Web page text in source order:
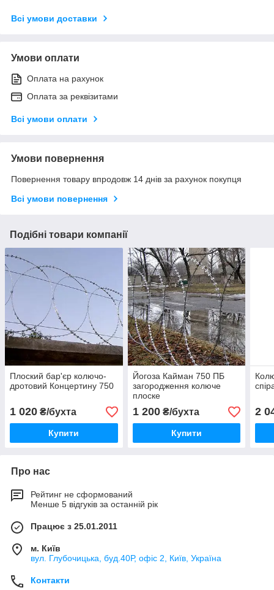
Всі умови доставки
Умови оплати
Оплата на рахунок
Оплата за реквізитами
Всі умови оплати
Умови повернення
Повернення товару впродовж 14 днів за рахунок покупця
Всі умови повернення
Подібні товари компанії
Плоский бар'єр колючо-
дротовий Концертину 750
1 020 ₴/бухта
Купити
Йогоза Кайман 750 ПБ
загородження колюче
плоске
1 200₴/бухта
Купити
2
Про нас
Рейтинг не сформований
Менше 5 відгуків за останній рік
Працює з 25.01.2011
м. Київ
вул. Глубочицька, буд.40Р, офіс 2, Київ, Україна
Контакти